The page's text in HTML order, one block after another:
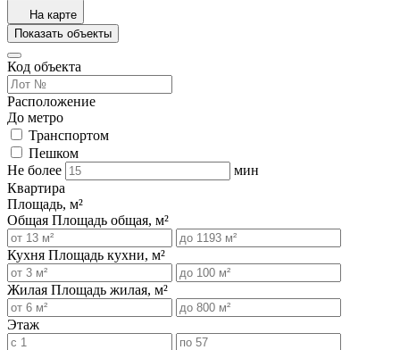
На карте
Показать объекты
Код объекта
Расположение
До метро
Транспортом
Пешком
Не более
мин
Квартира
Площадь, м²
Общая Площадь общая, м²
Кухня Площадь кухни, м²
Жилая Площадь жилая, м²
Этаж